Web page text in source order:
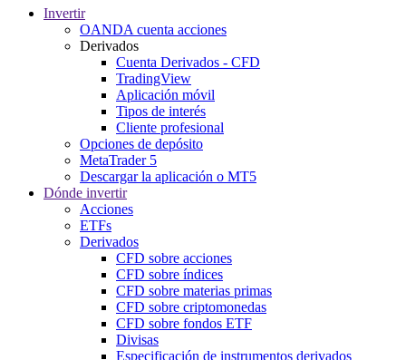
Invertir
OANDA cuenta acciones
Derivados
Cuenta Derivados - CFD
TradingView
Aplicación móvil
Tipos de interés
Cliente profesional
Opciones de depósito
MetaTrader 5
Descargar la aplicación o MT5
Dónde invertir
Acciones
ETFs
Derivados
CFD sobre acciones
CFD sobre índices
CFD sobre materias primas
CFD sobre criptomonedas
CFD sobre fondos ETF
Divisas
Especificación de instrumentos derivados